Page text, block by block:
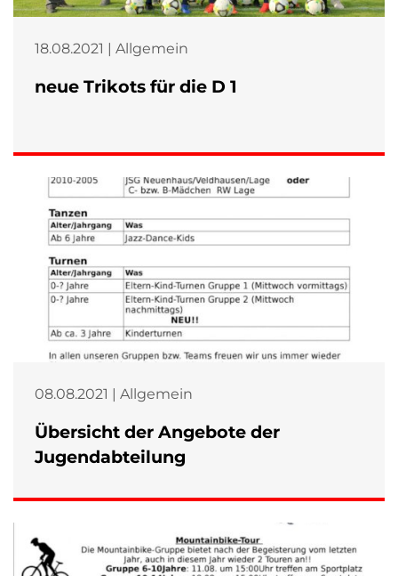
18.08.2021 | Allgemein
neue Trikots für die D 1
08.08.2021 | Allgemein
Übersicht der Angebote der
Jugendabteilung